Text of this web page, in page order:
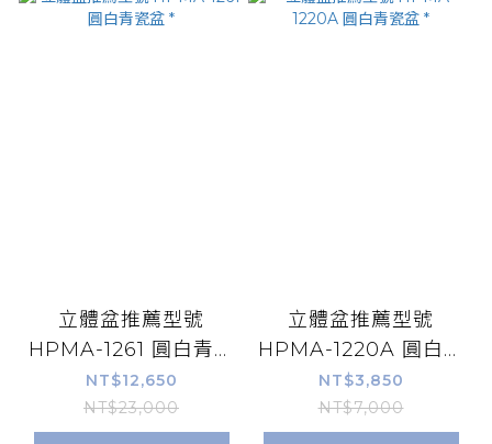
立體盆推薦型號
HPMA-1261 圓白青瓷
盆 *
NT$12,650
NT$23,000
立體盆推薦型號
HPMA-1220A 圓白青
瓷盆 *
NT$3,850
NT$7,000